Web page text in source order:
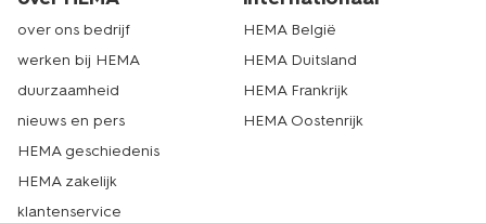
over ons bedrijf
werken bij HEMA
duurzaamheid
nieuws en pers
HEMA geschiedenis
HEMA zakelijk
klantenservice
HEMA België
HEMA Duitsland
HEMA Frankrijk
HEMA Oostenrijk